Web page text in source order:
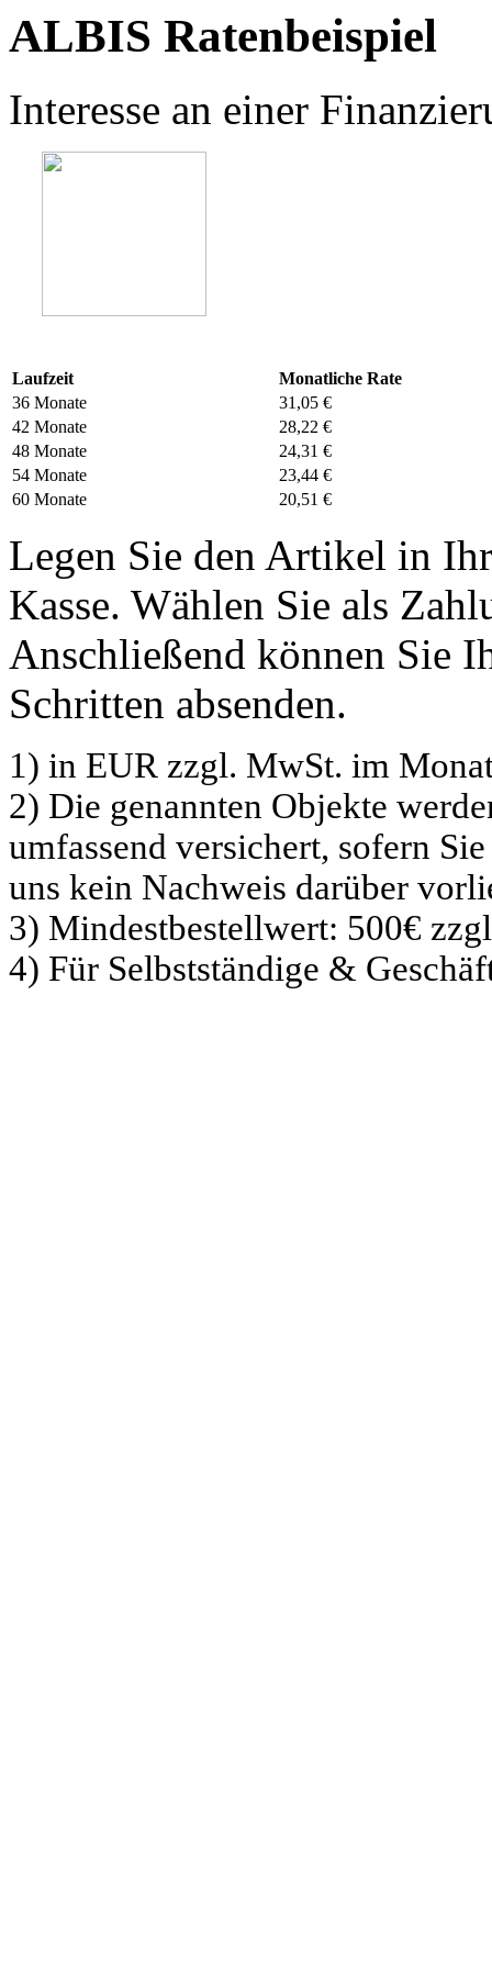
ALBIS Ratenbeispiel
Interesse an einer
Laufzeit
Monatliche Rate
36 Monate
31,05 €
42 Monate
28,22 €
48 Monate
24,31 €
54 Monate
23,44 €
60 Monate
20,51 €
Legen Sie den Artikel in
Kasse. Wählen Sie als
Anschließend können Sie
Schritten absenden.
1) in EUR zzgl. MwSt. im
2) Die genannten Objekte
umfassend versichert, sofern
uns kein Nachweis darüber
3) Mindestbestellwert: 500€
4) Für Selbstständige &